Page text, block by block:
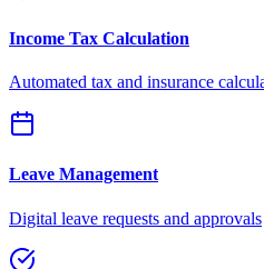
Income Tax Calculation
Automated tax and insurance
Leave Management
Digital leave requests and approvals